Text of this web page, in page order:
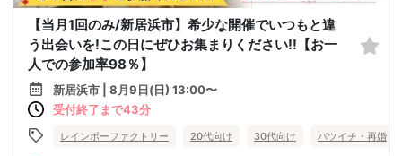
【当月1回のみ/新居浜市】希少な開催でいつもと違
う出会いを!この日にぜひお集まりください!!【お一
人での参加率98％】
新居浜市 | 8月9日(日) 13:00〜
受付終了まで43分
レインボーファクトリー 20代向け 30代向け バツイチ・再婚